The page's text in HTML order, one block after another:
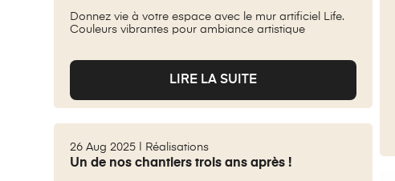
Donnez vie à votre espace avec le mur artificiel Life.
Couleurs vibrantes pour ambiance artistique
LIRE LA SUITE
26 Aug 2025 | Réalisations
Un de nos chantiers trois ans après !